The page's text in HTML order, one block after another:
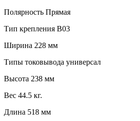
Полярность Прямая
Тип крепления B03
Ширина 228 мм
Типы токовывода универсал
Высота 238 мм
Вес 44.5 кг.
Длина 518 мм